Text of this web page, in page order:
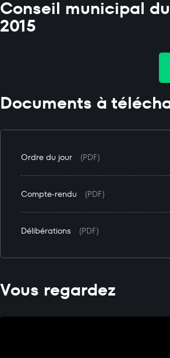
Conseil municipal
2015
Documents à
Ordre du jour (PDF)
Compte-rendu (PDF)
Délibérations (PDF)
Vous regardez